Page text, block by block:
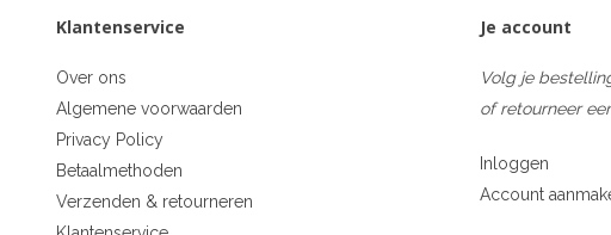
Klantenservice
Over ons
Algemene voorwaarden
Privacy Policy
Betaalmethoden
Verzenden & retourneren
Je account
Volg je
of retourneer
Inloggen
Account